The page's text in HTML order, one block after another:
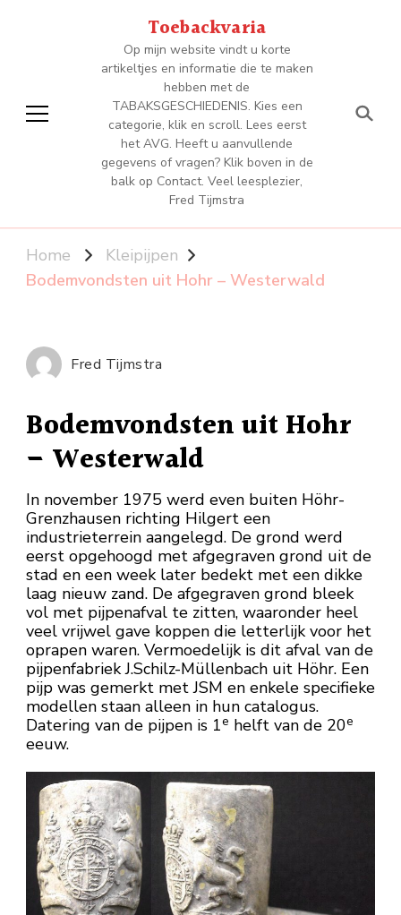
Toebackvaria
Op mijn website vindt u korte
artikeltjes en informatie die te maken
hebben met de
TABAKSGESCHIEDENIS. Kies een
categorie, klik en scroll. Lees eerst
het AVG. Heeft u aanvullende
gegevens of vragen? Klik boven in de
balk op Contact. Veel leesplezier,
Fred Tijmstra
Home
Kleipijpen
Bodemvondsten uit Hohr – Westerwald
Fred Tijmstra
Bodemvondsten uit Hohr
– Westerwald
In november 1975 werd even buiten Höhr-
Grenzhausen richting Hilgert een
industrieterrein aangelegd. De grond werd
eerst opgehoogd met afgegraven grond uit de
stad en een week later bedekt met een dikke
laag nieuw zand. De afgegraven grond bleek
vol met pijpenafval te zitten, waaronder heel
veel vrijwel gave koppen die letterlijk voor het
oprapen waren. Vermoedelijk is dit afval van de
pijpenfabriek J.Schilz-Müllenbach uit Höhr. Een
pijp was gemerkt met JSM en enkele specifieke
modellen staan alleen in hun catalogus.
Datering van de pijpen is 1e helft van de 20e
eeuw.